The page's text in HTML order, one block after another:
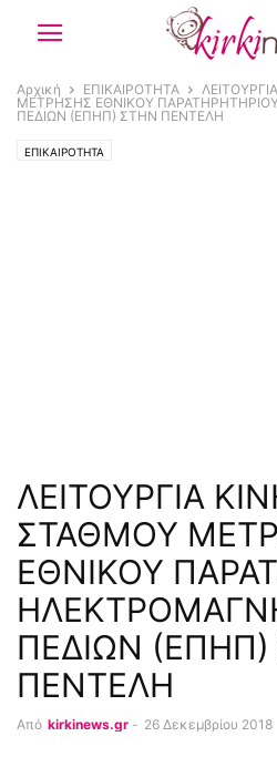
Αρχική ΕΠΙΚΑΙΡΟΤΗΤΑ
ΜΕΤΡΗΣΗΣ ΕΘΝΙΚΟΥ
ΠΕΔΙΩΝ (ΕΠΗΠ) ΣΤΗΝ ΠΕΝΤΕΛΗ
ΕΠΙΚΑΙΡΟΤΗΤΑ
ΛΕΙΤΟΥΡΓΙΑ
ΣΤΑΘΜΟΥ
ΕΘΝΙΚΟΥ
ΠΕΔΙΩΝ
ΠΕΝΤΕΛΗ
Από kirkinews.gr - 26 Δεκεμβρίου 2018